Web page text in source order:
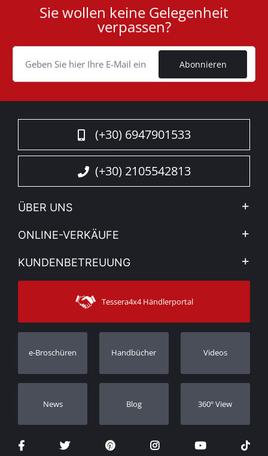
Cookie
Sie wollen keine Gelegenheit
verpassen?
Abonnieren
(+30) 6947901533
(+30) 2105542813
ÜBER UNS
Firma
Sehen Sie unsere Nachrichten
Sitemap
ONLINE-VERKÄUFE
Mein Konto
Versandarten
KUNDENBETREUUNG
Kontakt
Kundendienst
Bestellung verfolgen
Händler
Tessera4x4 Händlerportal
e-Broschüren Handbücher Videos
Νews Blog 360º View